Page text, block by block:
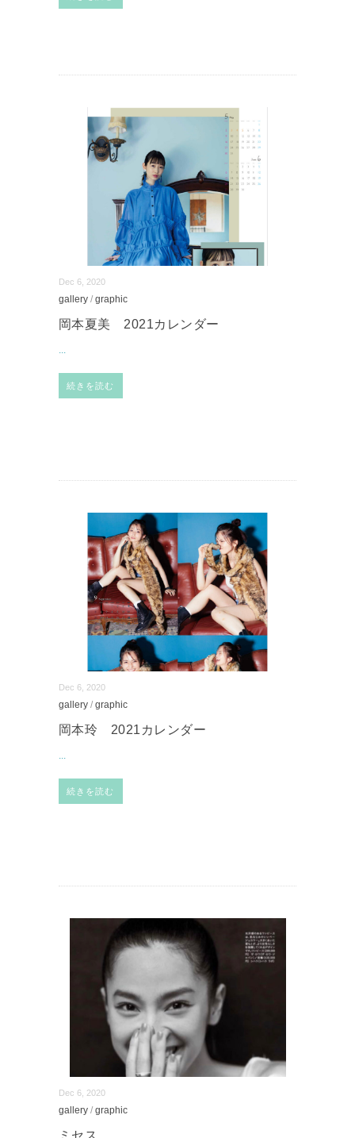
Dec 6, 2020
gallery / graphic
岡本夏美 2021カレンダー
...
続きを読む
Dec 6, 2020
gallery / graphic
岡本玲 2021カレンダー
...
続きを読む
Dec 6, 2020
gallery / graphic
ミセス